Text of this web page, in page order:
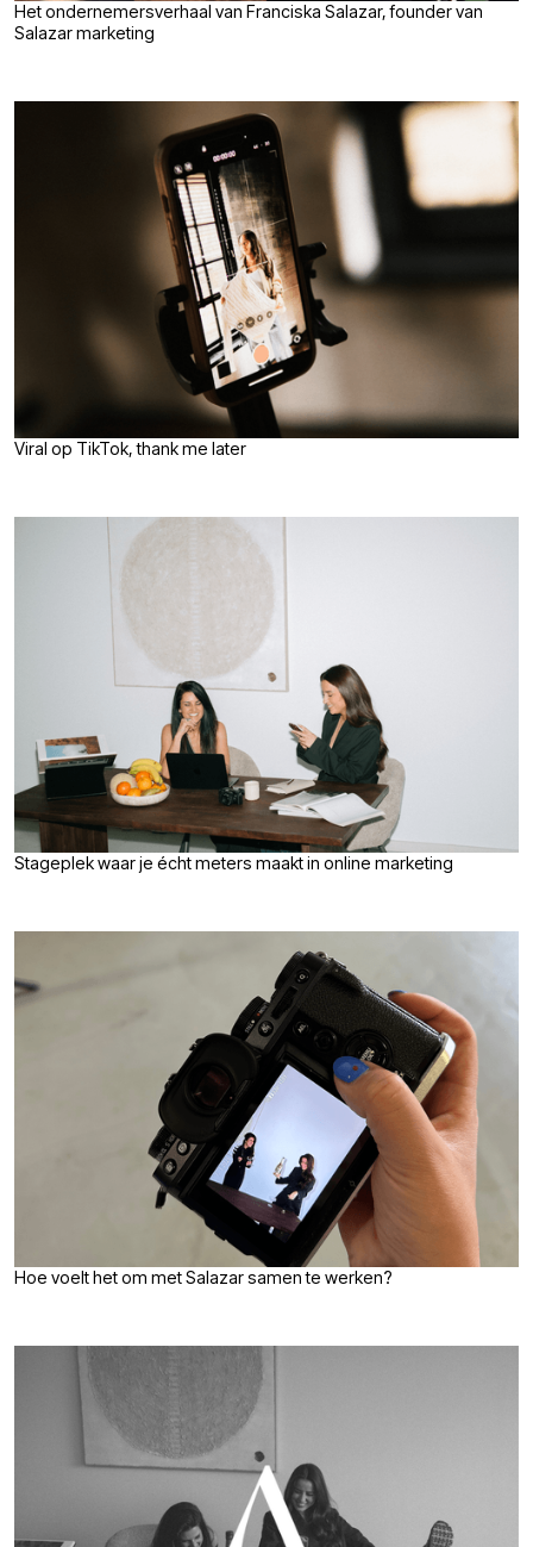
Het ondernemersverhaal van Franciska Salazar, founder van
Salazar marketing
Viral op TikTok, thank me later
Stageplek waar je écht meters maakt in online marketing
Hoe voelt het om met Salazar samen te werken?